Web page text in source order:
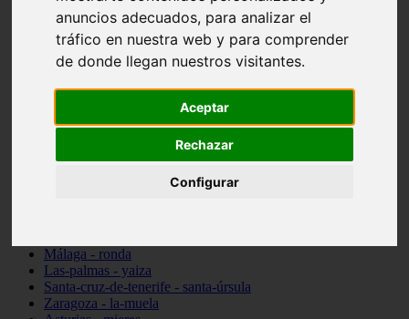
anuncios adecuados, para analizar el
tráfico en nuestra web y para comprender
de donde llegan nuestros visitantes.
Aceptar
Rechazar
Configurar
álava - vitoria-gasteiz
Málaga - marbella
Zaragoza - zaragoza
Barcelona - barcelona
Valencia - valencia
Toledo - seseña
Cantabria - val-de-san-vicente
Málaga - ronda
Las-palmas - yaiza
Santa-cruz-de-tenerife - santa-úrsula
Zaragoza - la-muela